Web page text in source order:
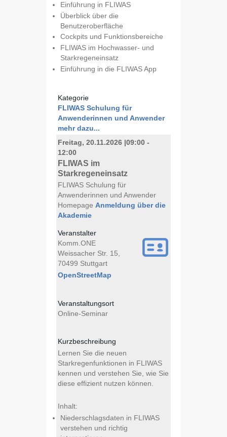
Einführung in FLIWAS
Überblick über die
Benutzeroberfläche
Cockpits und Funktionsbereiche
FLIWAS im Hochwasser- und
Starkregeneinsatz
Einführung in die FLIWAS App
Kategorie
FLIWAS Schulung für
Anwenderinnen und Anwender
mehr dazu...
Freitag, 20.11.2026 |09:00 -
12:00
FLIWAS im
Starkregeneinsatz
FLIWAS Schulung für
Anwenderinnen und Anwender
Homepage Anmeldung über die
Akademie
Veranstalter
Komm.ONE
Weissacher Str. 15,
70499 Stuttgart
OpenStreetMap
Veranstaltungsort
Online-Seminar
Kurzbeschreibung
Lernen Sie die neuen
Starkregenfunktionen in FLIWAS
kennen und verstehen Sie, wie Sie
diese effizient nutzen können.
Inhalt:
Niederschlagsdaten in FLIWAS
verstehen und richtig